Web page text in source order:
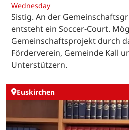
Wednesday
Sistig. An der
entsteht ein Soccer-Court.
Gemeinschaftsprojekt durch
Förderverein, Gemeinde Kall
Unterstützern.
Euskirchen